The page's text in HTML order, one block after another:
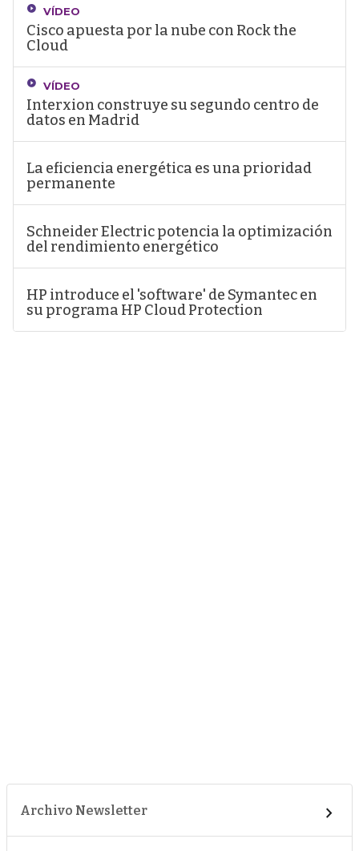
VÍDEO
Cisco apuesta por la nube con Rock the
Cloud
VÍDEO
Interxion construye su segundo centro de
datos en Madrid
La eficiencia energética es una prioridad
permanente
Schneider Electric potencia la optimización
del rendimiento energético
HP introduce el 'software' de Symantec en
su programa HP Cloud Protection
Archivo Newsletter